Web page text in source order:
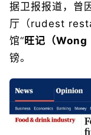
据卫报报道，曾
厅（rudest
馆“旺记（Wong
镑。